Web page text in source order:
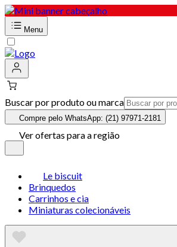
Menu
Buscar por produto ou marca
Compre pelo WhatsApp: (21) 97971-2181
Ver ofertas para a região
Le biscuit
Brinquedos
Carrinhos e cia
Miniaturas colecionáveis